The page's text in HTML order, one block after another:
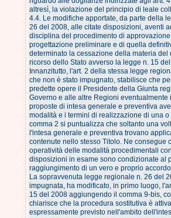
altresì, la violazione del principio di leale
4.4. Le modifiche apportate, da parte della
26 del 2008, alle citate disposizioni, aventi
disciplina del procedimento di
progettazione preliminare e di quella
determinato la cessazione della materia del
ricorso dello Stato avverso la legge n. 15
Innanzitutto, l'art. 2 della stessa legge
che non è stato impugnato, stabilisce che
predette opere il Presidente della Giunta
Governo e alle altre Regioni eventualmente
proposte di intesa generale e preventiva
modalità e i termini di realizzazione di una
comma 2 si puntualizza che soltanto una
l'intesa generale e preventiva trovano
contenute nello stesso Titolo. Ne consegue
operatività delle modalità procedimentali
disposizioni in esame sono condizionate al
raggiungimento di un vero e proprio
La sopravvenuta legge regionale n. 26 del
impugnata, ha modificato, in primo luogo,
15 del 2008 aggiungendo il comma 9-bis,
chiarisce che la procedura sostitutiva è
espressamente previsto nell'ambito